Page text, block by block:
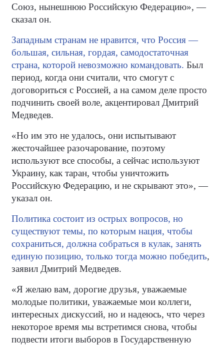
Союз, нынешнюю Российскую Федерацию», —
сказал он.
Западным странам не нравится, что Россия —
большая, сильная, гордая, самодостаточная
страна, которой невозможно командовать. Был
период, когда они считали, что смогут с
договориться с Россией, а на самом деле просто
подчинить своей воле, акцентировал Дмитрий
Медведев.
«Но им это не удалось, они испытывают
жесточайшее разочарование, поэтому
используют все способы, а сейчас используют
Украину, как таран, чтобы уничтожить
Российскую Федерацию, и не скрывают это», —
указал он.
Политика состоит из острых вопросов, но
существуют темы, по которым нация, чтобы
сохраниться, должна собраться в кулак, занять
единую позицию, только тогда можно победить,
заявил Дмитрий Медведев.
«Я желаю вам, дорогие друзья, уважаемые
молодые политики, уважаемые мои коллеги,
интересных дискуссий, но и надеюсь, что через
некоторое время мы встретимся снова, чтобы
подвести итоги выборов в Государственную